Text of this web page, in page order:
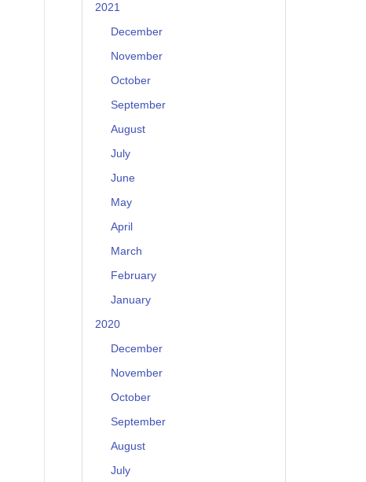
2021
December
November
October
September
August
July
June
May
April
March
February
January
2020
December
November
October
September
August
July